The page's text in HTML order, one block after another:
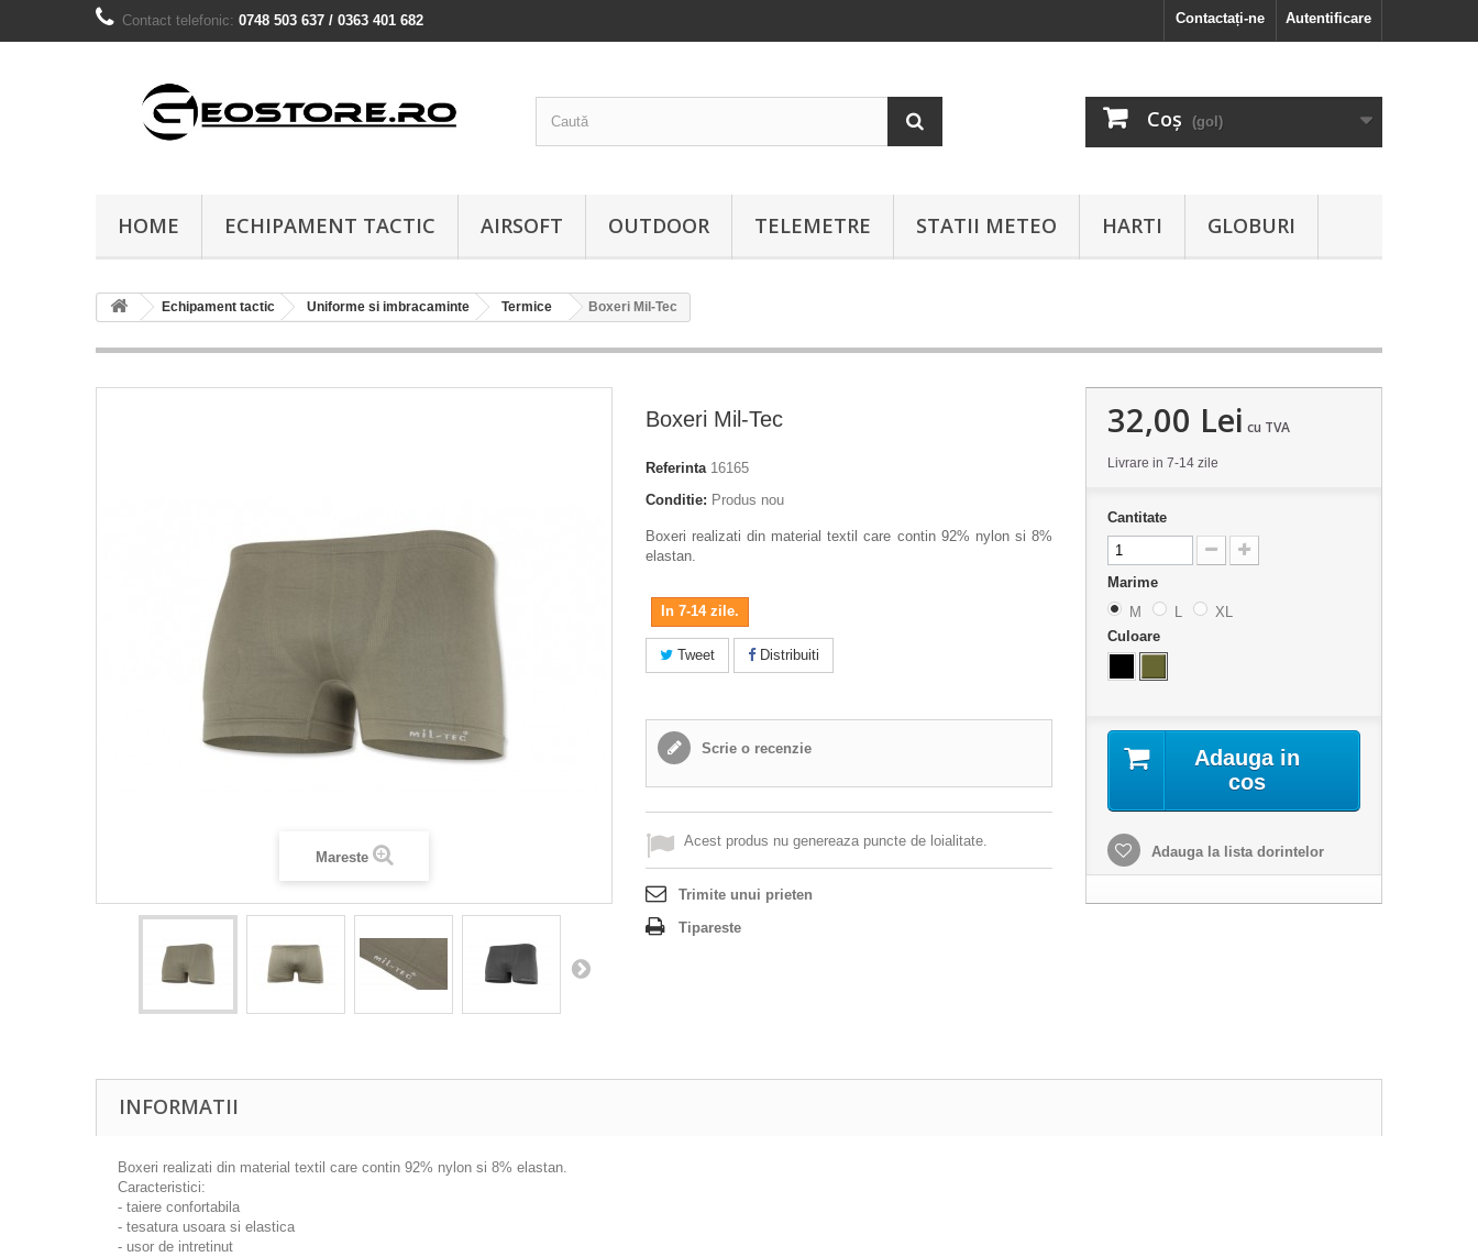
Autentificare
Contactați-ne
Contact telefonic: 0748 503 637 / 0363 401 682
Coş (gol)
HOME ECHIPAMENT TACTIC AIRSOFT OUTDOOR TELEMETRE STATII METEO HARTI GLOBURI
Echipament tactic Uniforme si imbracaminte Termice Boxeri Mil-Tec
Mareste
Boxeri Mil-Tec
Referinta 16165
Conditie: Produs nou
Boxeri realizati din material textil care contin 92% nylon si 8%
elastan.
In 7-14 zile.
Tweet Distribuiti
Scrie o recenzie
Acest produs nu genereaza puncte de loialitate.
Trimite unui prieten
Tipareste
32,00 Lei cu TVA
Livrare in 7-14 zile
Cantitate
Marime
M
L
XL
Culoare
Adauga in
cos
Adauga la lista dorintelor
INFORMATII
Boxeri realizati din material textil care contin 92% nylon si 8% elastan.
Caracteristici:
- taiere confortabila
- tesatura usoara si elastica
- usor de intretinut